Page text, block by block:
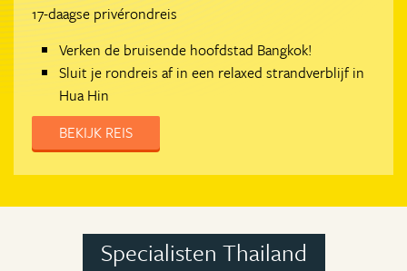
17-daagse privérondreis
Verken de bruisende hoofdstad Bangkok!
Sluit je rondreis af in een relaxed strandverblijf in
Hua Hin
BEKIJK REIS
Specialisten Thailand